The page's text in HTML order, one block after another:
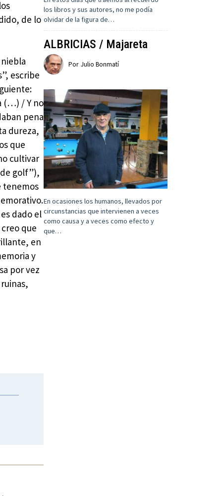
de lo
escribe
(…) / Y no
pena
dureza,
que
cultivar
golf”),
tenemos
dado el
que
en
y
por vez
los libros y sus autores, no me podía
olvidar de la figura de…
ALBRICIAS / Majareta
Por Julio Bonmatí
En ocasiones los humanos, llevados por
circunstancias que intervienen a veces
como causa y a veces como efecto y
que…